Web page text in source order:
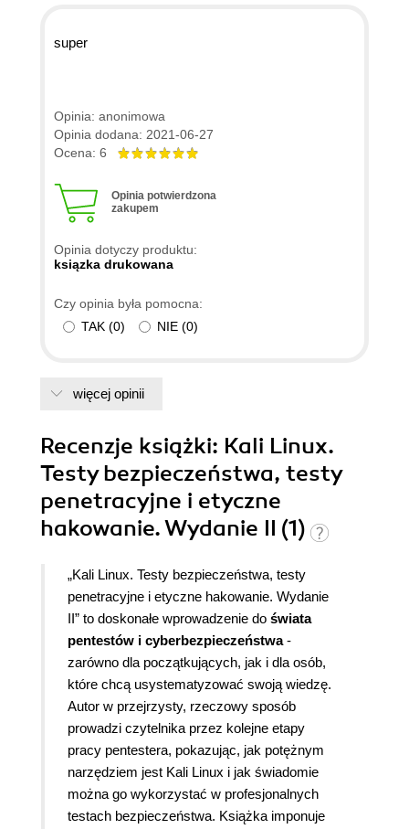
super
Opinia: anonimowa
Opinia dodana: 2021-06-27
Ocena: 6
Opinia potwierdzona
zakupem
Opinia dotyczy produktu:
ksiązka drukowana
Czy opinia była pomocna:
TAK (0) NIE (0)
więcej opinii
Recenzje książki: Kali Linux.
Testy bezpieczeństwa, testy
penetracyjne i etyczne
hakowanie. Wydanie II (1)
„Kali Linux. Testy bezpieczeństwa, testy
penetracyjne i etyczne hakowanie. Wydanie
II” to doskonałe wprowadzenie do świata
pentestów i cyberbezpieczeństwa-
zarówno dla początkujących, jak i dla osób,
które chcą usystematyzować swoją wiedzę.
Autor w przejrzysty, rzeczowy sposób
prowadzi czytelnika przez kolejne etapy
pracy pentestera, pokazując, jak potężnym
narzędziem jest Kali Linux i jak świadomie
można go wykorzystać w profesjonalnych
testach bezpieczeństwa. Książka imponuje